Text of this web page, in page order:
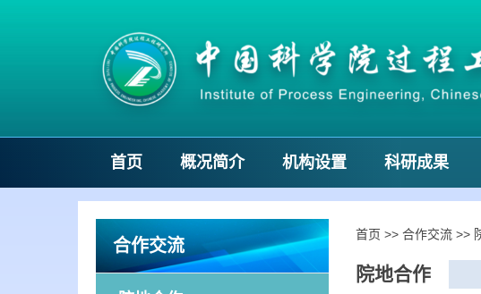
首页 概况简介 机构设置 科研成果
合作交流
首页 >> 合作交流 >>
院地合作